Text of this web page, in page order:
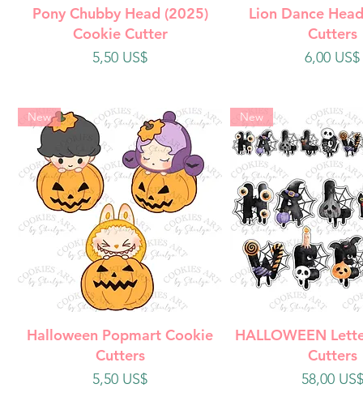
Vista rápida
Pony Chubby Head (2025)
Cookie Cutter
Precio
5,50 US$
Vista
Lion Dance
Cutters
Precio
6,00 US$
Vista rápida
New
Halloween Popmart Cookie
Cutters
Precio
5,50 US$
Vista
New
HALLOWEEN
Cutters
Precio
58,00 US$